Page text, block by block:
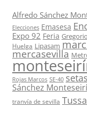
Alfredo Sánchez
Elecciones Emasesa
Expo 92 Feria
Huelga Lipasam
mercasevilla
Rojas Marcos SE-40
Sánchez
tranvía de sevilla